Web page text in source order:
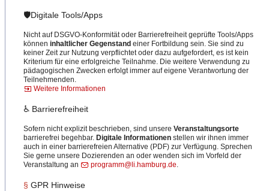
🛡️Digitale Tools/Apps
Nicht auf DSGVO-Konformität oder Barrierefreiheit geprüfte Tools/Apps
können inhaltlicher Gegenstand einer Fortbildung sein. Sie sind zu
keiner Zeit zur Nutzung verpflichtet oder dazu aufgefordert, es ist kein
Kriterium für eine erfolgreiche Teilnahme. Die weitere Verwendung zu
pädagogischen Zwecken erfolgt immer auf eigene Verantwortung der
Teilnehmenden.
Weitere Informationen
♿ Barrierefreiheit
Sofern nicht explizit beschrieben, sind unsere Veranstaltungsorte
barrierefrei begehbar. Digitale Informationen stellen wir ihnen immer
auch in einer barrierefreien Alternative (PDF) zur Verfügung. Sprechen
Sie gerne unsere Dozierenden an oder wenden sich im Vorfeld der
Veranstaltung an
programm@li.hamburg.de.
§ GPR Hinweise